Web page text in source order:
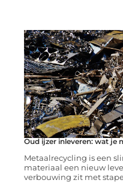
Oud ijzer inleveren: wat je
Metaalrecycling is een
materiaal een nieuw
verbouwing zit met